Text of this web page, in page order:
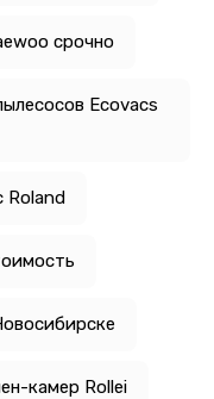
срочно
Ecovacs
Roland
камер Rollei